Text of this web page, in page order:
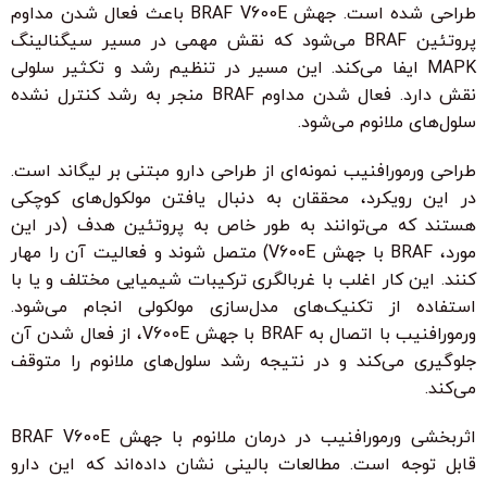
طراحی شده است. جهش BRAF V600E باعث فعال شدن مداوم
پروتئین BRAF می‌شود که نقش مهمی در مسیر سیگنالینگ
MAPK ایفا می‌کند. این مسیر در تنظیم رشد و تکثیر سلولی
نقش دارد. فعال شدن مداوم BRAF منجر به رشد کنترل نشده
سلول‌های ملانوم می‌شود.
طراحی ورمورافنیب نمونه‌ای از طراحی دارو مبتنی بر لیگاند است.
در این رویکرد، محققان به دنبال یافتن مولکول‌های کوچکی
هستند که می‌توانند به طور خاص به پروتئین هدف (در این
مورد، BRAF با جهش V600E) متصل شوند و فعالیت آن را مهار
کنند. این کار اغلب با غربالگری ترکیبات شیمیایی مختلف و یا با
استفاده از تکنیک‌های مدل‌سازی مولکولی انجام می‌شود.
ورمورافنیب با اتصال به BRAF با جهش V600E، از فعال شدن آن
جلوگیری می‌کند و در نتیجه رشد سلول‌های ملانوم را متوقف
می‌کند.
اثربخشی ورمورافنیب در درمان ملانوم با جهش BRAF V600E
قابل توجه است. مطالعات بالینی نشان داده‌اند که این دارو